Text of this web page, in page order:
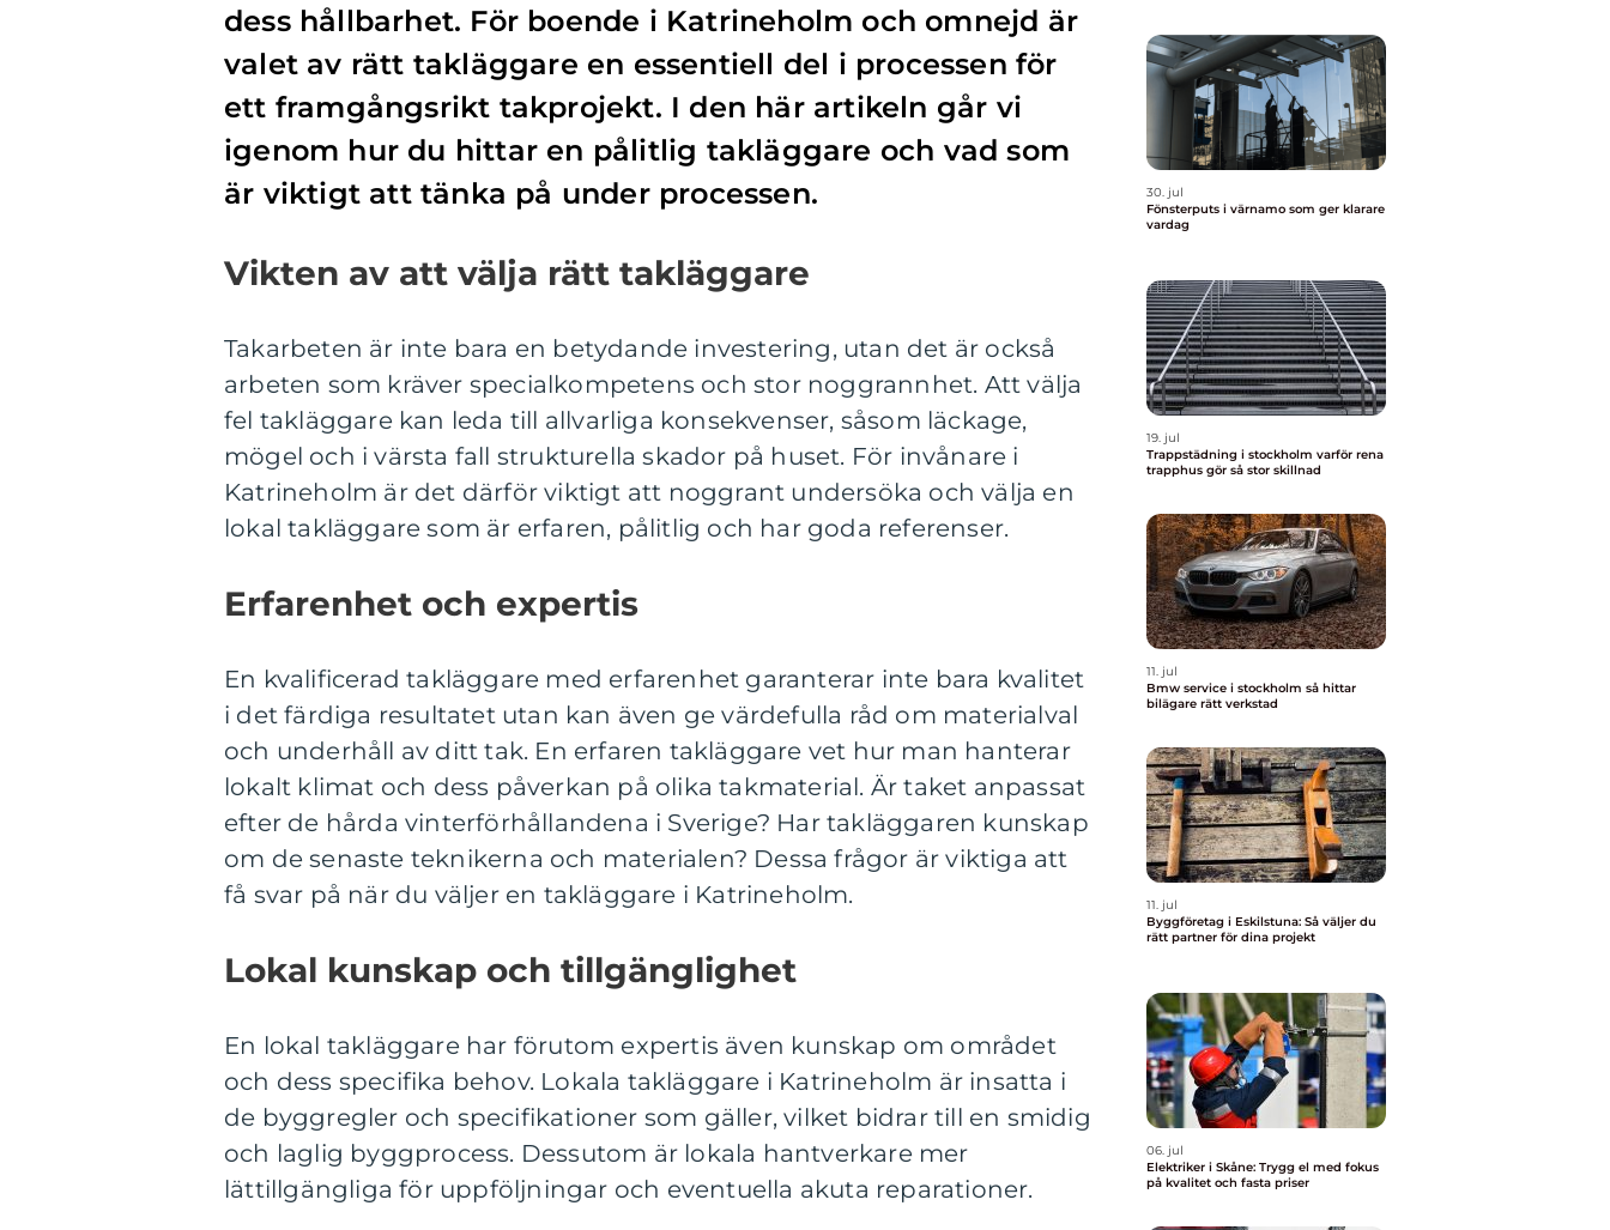
dess hållbarhet. För boende i Katrineholm och omnejd är
valet av rätt takläggare en essentiell del i processen för
ett framgångsrikt takprojekt. I den här artikeln går vi
igenom hur du hittar en pålitlig takläggare och vad som
är viktigt att tänka på under processen.
Vikten av att välja rätt takläggare
Takarbeten är inte bara en betydande investering, utan det är också
arbeten som kräver specialkompetens och stor noggrannhet. Att välja
fel takläggare kan leda till allvarliga konsekvenser, såsom läckage,
mögel och i värsta fall strukturella skador på huset. För invånare i
Katrineholm är det därför viktigt att noggrant undersöka och välja en
lokal takläggare som är erfaren, pålitlig och har goda referenser.
Erfarenhet och expertis
En kvalificerad takläggare med erfarenhet garanterar inte bara kvalitet
i det färdiga resultatet utan kan även ge värdefulla råd om materialval
och underhåll av ditt tak. En erfaren takläggare vet hur man hanterar
lokalt klimat och dess påverkan på olika takmaterial. Är taket anpassat
efter de hårda vinterförhållandena i Sverige? Har takläggaren kunskap
om de senaste teknikerna och materialen? Dessa frågor är viktiga att
få svar på när du väljer en takläggare i Katrineholm.
Lokal kunskap och tillgänglighet
En lokal takläggare har förutom expertis även kunskap om området
och dess specifika behov. Lokala takläggare i Katrineholm är insatta i
de byggregler och specifikationer som gäller, vilket bidrar till en smidig
och laglig byggprocess. Dessutom är lokala hantverkare mer
lättillgängliga för uppföljningar och eventuella akuta reparationer.
30. jul
Fönsterputs i värnamo som ger klarare
vardag
19. jul
Trappstädning i stockholm varför rena
trapphus gör så stor skillnad
11. jul
Bmw service i stockholm så hittar
bilägare rätt verkstad
11. jul
Byggföretag i Eskilstuna: Så väljer du
rätt partner för dina projekt
06. jul
Elektriker i Skåne: Trygg el med fokus
på kvalitet och fasta priser